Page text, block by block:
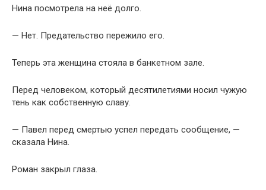
Нина посмотрела на неё долго.
— Нет. Предательство пережило его.
Теперь эта женщина стояла в банкетном зале.
Перед человеком, который десятилетиями носил чужую
тень как собственную славу.
— Павел перед смертью успел передать сообщение, —
сказала Нина.
Роман закрыл глаза.